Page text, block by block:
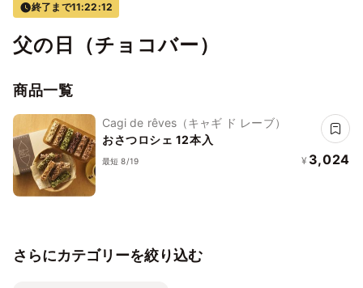
終了まで11:22:12
父の日（チョコバー）
商品一覧
Cagi de rêves（キャギ ド レーブ）
おさつロシェ 12本入
最短 8/19 ¥ 3,024
さらにカテゴリーを絞り込む